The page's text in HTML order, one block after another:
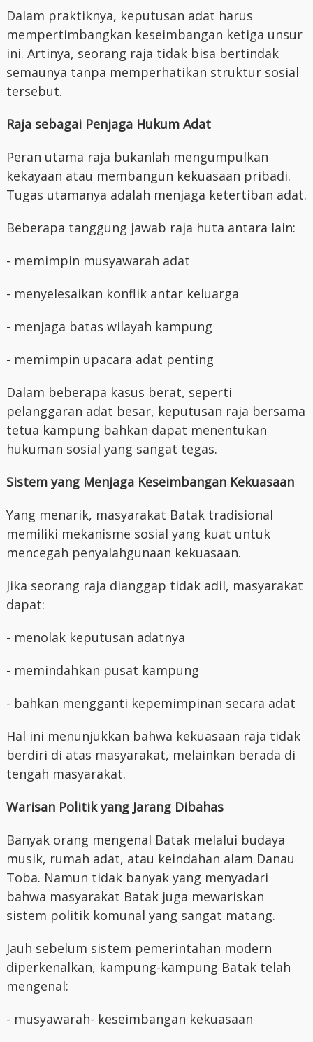
Dalam praktiknya, keputusan adat harus
mempertimbangkan keseimbangan ketiga unsur
ini. Artinya, seorang raja tidak bisa bertindak
semaunya tanpa memperhatikan struktur sosial
tersebut.
Raja sebagai Penjaga Hukum Adat
Peran utama raja bukanlah mengumpulkan
kekayaan atau membangun kekuasaan pribadi.
Tugas utamanya adalah menjaga ketertiban adat.
Beberapa tanggung jawab raja huta antara lain:
- memimpin musyawarah adat
- menyelesaikan konflik antar keluarga
- menjaga batas wilayah kampung
- memimpin upacara adat penting
Dalam beberapa kasus berat, seperti
pelanggaran adat besar, keputusan raja bersama
tetua kampung bahkan dapat menentukan
hukuman sosial yang sangat tegas.
Sistem yang Menjaga Keseimbangan Kekuasaan
Yang menarik, masyarakat Batak tradisional
memiliki mekanisme sosial yang kuat untuk
mencegah penyalahgunaan kekuasaan.
Jika seorang raja dianggap tidak adil, masyarakat
dapat:
- menolak keputusan adatnya
- memindahkan pusat kampung
- bahkan mengganti kepemimpinan secara adat
Hal ini menunjukkan bahwa kekuasaan raja tidak
berdiri di atas masyarakat, melainkan berada di
tengah masyarakat.
Warisan Politik yang Jarang Dibahas
Banyak orang mengenal Batak melalui budaya
musik, rumah adat, atau keindahan alam Danau
Toba. Namun tidak banyak yang menyadari
bahwa masyarakat Batak juga mewariskan
sistem politik komunal yang sangat matang.
Jauh sebelum sistem pemerintahan modern
diperkenalkan, kampung-kampung Batak telah
mengenal:
- musyawarah- keseimbangan kekuasaan